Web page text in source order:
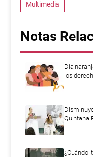
Multimedia
Notas
Día
los
Quintana
¿Cuándo